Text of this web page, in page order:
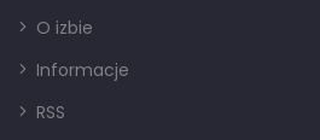
O izbie
Informacje
RSS